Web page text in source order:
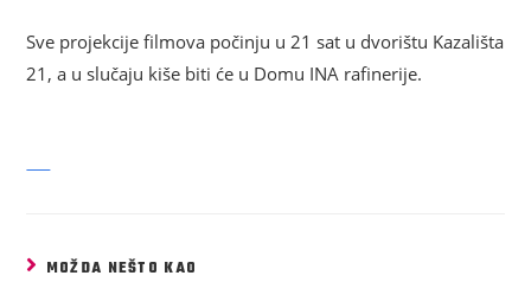
Sve projekcije filmova počinju u 21 sat u dvorištu Kazališta
21, a u slučaju kiše biti će u Domu INA rafinerije.
MOŽDA NEŠTO KAO